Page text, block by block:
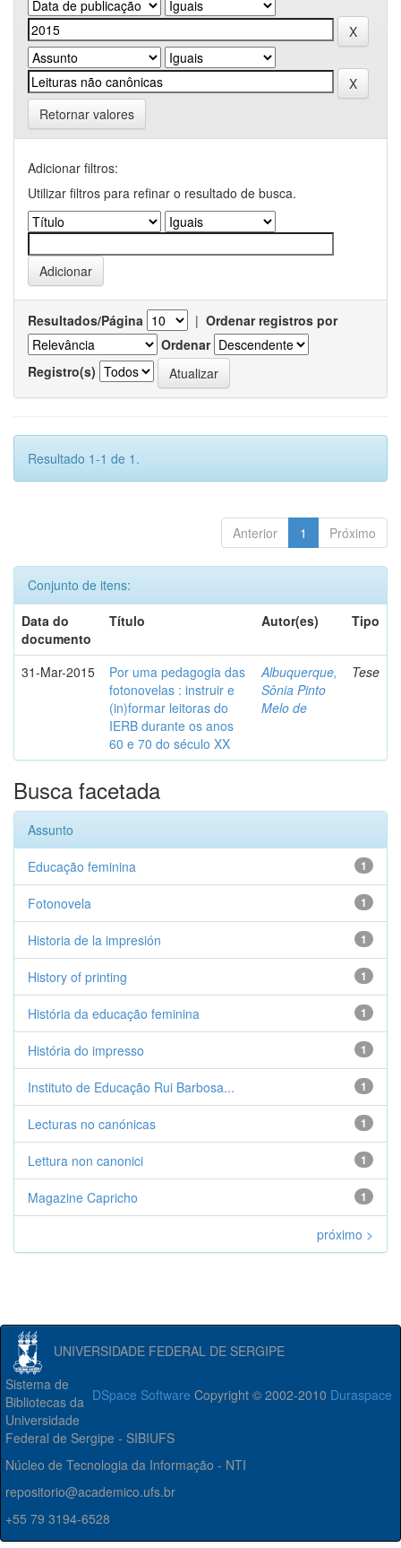
Retornar valores
Adicionar filtros:
Utilizar filtros para refinar o resultado de busca.
Resultados/Página | Ordenar registros por
Ordenar
Registro(s)
Resultado 1-1 de 1.
Anterior 1 Próximo
Conjunto de itens:
Data do
documento
Título Autor(es) Tipo
31-Mar-2015
Por uma pedagogia das
fotonovelas : instruir e
(in)formar leitoras do
IERB durante os anos
60 e 70 do século XX
Albuquerque,
Sônia Pinto
Melo de
Tese
Busca facetada
Assunto
1
Educação feminina
1
Fotonovela
1
Historia de la impresión
1
History of printing
1
História da educação feminina
1
História do impresso
1
Instituto de Educação Rui Barbosa...
1
Lecturas no canónicas
1
Lettura non canonici
1
Magazine Capricho
próximo >
UNIVERSIDADE FEDERAL DE SERGIPE
DSpace Software Copyright © 2002-2010 Duraspace
Sistema de
Bibliotecas da
Universidade
Federal de Sergipe - SIBIUFS
Núcleo de Tecnologia da Informação - NTI
repositorio@academico.ufs.br
+55 79 3194-6528